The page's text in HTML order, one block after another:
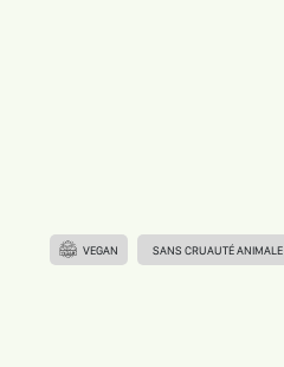
VEGAN SANS CRUAUTÉ ANIMALE